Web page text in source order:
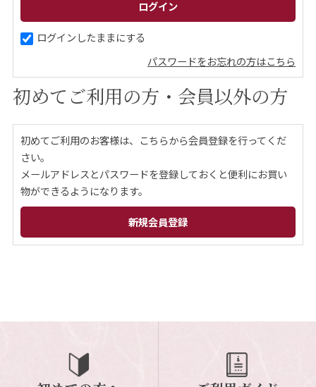
ギフトサービス
について
お問い合わせ
0120-12-2486
【営業時間】8:30～17:30
休業日：日曜・祝日／土曜は不定休
お問い合わせフォームはこちら
ログインしたままにする
パスワードをお忘れの方はこちら
初めてご利用の方・会員以外の方
初めてご利用のお客様は、こちらから会員登録を行ってくだ
さい。
メールアドレスとパスワードを登録しておくと便利にお買い
物ができるようになります。